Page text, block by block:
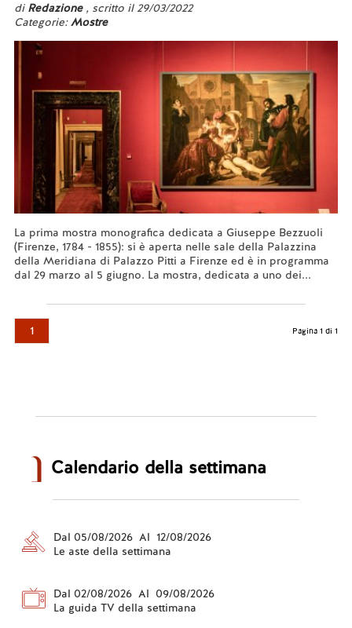
di Redazione , scritto il 29/03/2022
Categorie:Mostre
La prima mostra monografica dedicata a Giuseppe Bezzuoli
(Firenze, 1784 - 1855): si è aperta nelle sale della Palazzina
della Meridiana di Palazzo Pitti a Firenze ed è in programma
dal 29 marzo al 5 giugno. La mostra, dedicata a uno dei...
1 Pagina 1 di 1
Calendario della settimana
Dal 05/08/2026 Al 12/08/2026
Le aste della settimana
Dal 02/08/2026 Al 09/08/2026
La guida TV della settimana